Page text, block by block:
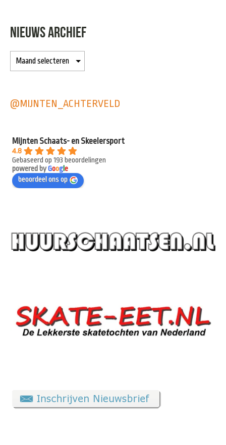
NIEUWS ARCHIEF
@MIJNTEN_ACHTERVELD
Mijnten Schaats- en Skeelersport
4.8
Gebaseerd op 193 beoordelingen
powered byGoogle
beoordeel ons op